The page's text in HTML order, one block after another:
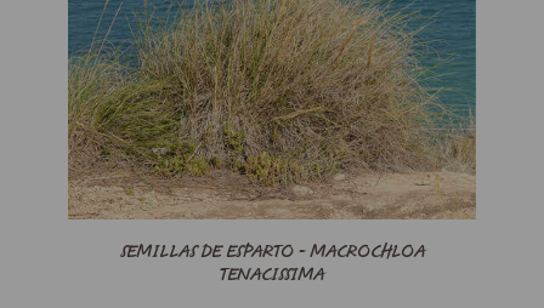
SEMILLAS DE ESPARTO - MACROCHLOA
TENACISSIMA